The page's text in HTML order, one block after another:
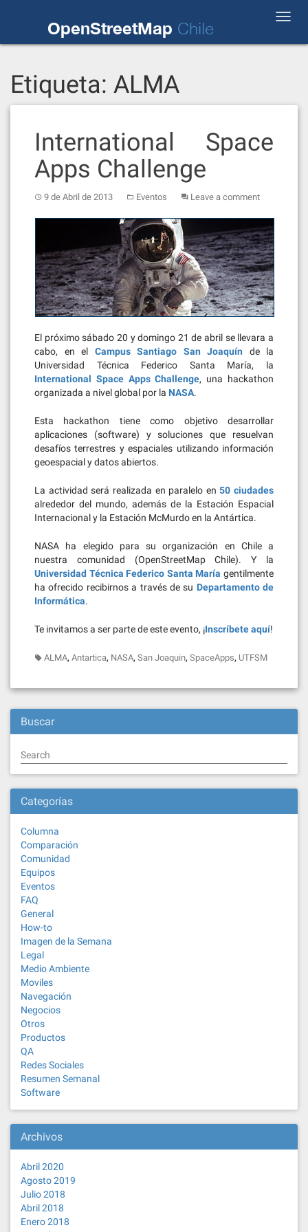
OpenStreetMap Chile
Etiqueta: ALMA
International Space
Apps Challenge
9 de Abril de 2013 Eventos Leave a comment
El próximo sábado 20 y domingo 21 de abril se llevara a
cabo, en el Campus Santiago San Joaquín de la
Universidad Técnica Federico Santa María, la
International Space Apps Challenge, una hackathon
organizada a nivel global por la NASA.
Esta hackathon tiene como objetivo desarrollar
aplicaciones (software) y soluciones que resuelvan
desafíos terrestres y espaciales utilizando información
geoespacial y datos abiertos.
La actividad será realizada en paralelo en50 ciudades
alrededor del mundo, además de la Estación Espacial
Internacional y la Estación McMurdo en la Antártica.
NASA ha elegido para su organización en Chile a
nuestra comunidad (OpenStreetMap Chile). Y la
Universidad Técnica Federico Santa María gentilmente
ha ofrecido recibirnos a través de su Departamento de
Informática.
Te invitamos a ser parte de este evento, ¡Inscríbete aquí!
ALMA, Antartica, NASA, San Joaquin, SpaceApps, UTFSM
Buscar
Search
Categorías
Columna
Comparación
Comunidad
Equipos
Eventos
FAQ
General
How-to
Imagen de la Semana
Legal
Medio Ambiente
Moviles
Navegación
Negocios
Otros
Productos
QA
Redes Sociales
Resumen Semanal
Software
Archivos
Abril 2020
Agosto 2019
Julio 2018
Abril 2018
Enero 2018